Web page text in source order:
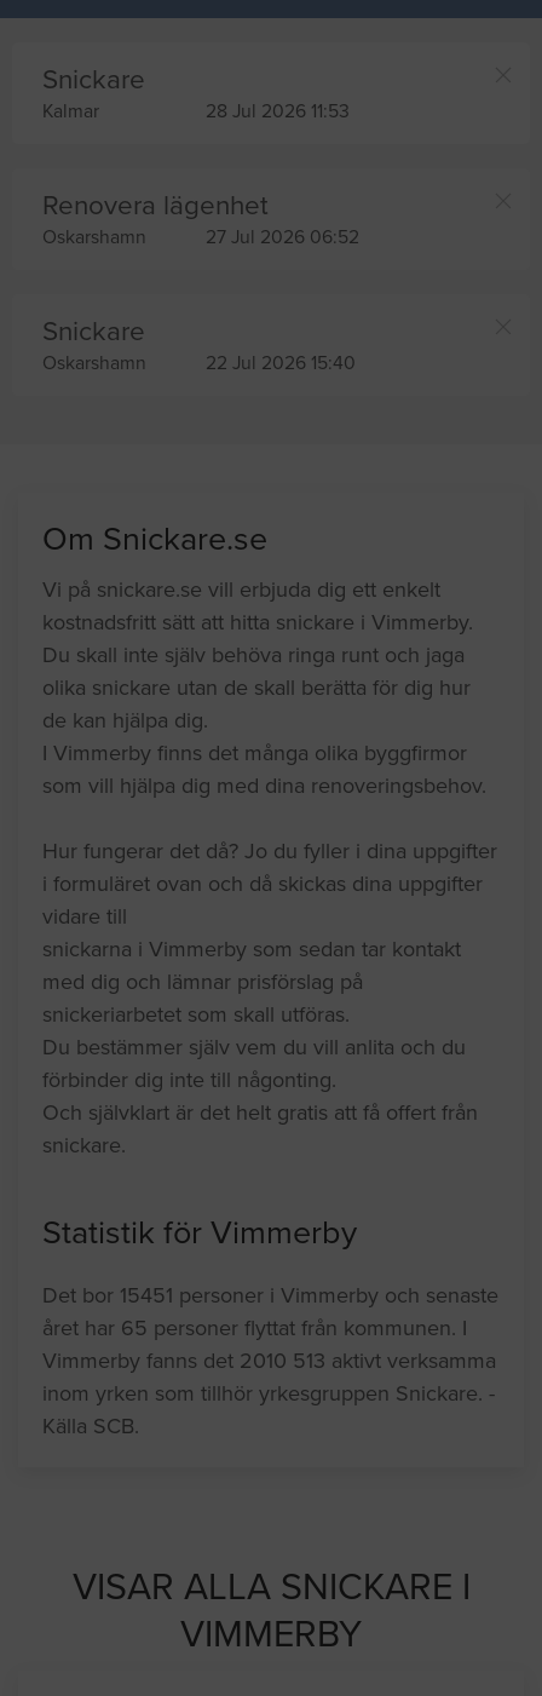
Snickare
Kalmar 28 Jul 2026 11:53
Renovera lägenhet
Oskarshamn 27 Jul 2026 06:52
Snickare
Oskarshamn 22 Jul 2026 15:40
Om Snickare.se
Vi på snickare.se vill erbjuda dig ett enkelt
kostnadsfritt sätt att hitta snickare i Vimmerby.
Du skall inte själv behöva ringa runt och jaga
olika snickare utan de skall berätta för dig hur
de kan hjälpa dig.
I Vimmerby finns det många olika byggfirmor
som vill hjälpa dig med dina renoveringsbehov.
Hur fungerar det då? Jo du fyller i dina uppgifter
i formuläret ovan och då skickas dina uppgifter
vidare till
snickarna i Vimmerby som sedan tar kontakt
med dig och lämnar prisförslag på
snickeriarbetet som skall utföras.
Du bestämmer själv vem du vill anlita och du
förbinder dig inte till någonting.
Och självklart är det helt gratis att få offert från
snickare.
Statistik för Vimmerby
Det bor 15451 personer i Vimmerby och senaste
året har 65 personer flyttat från kommunen. I
Vimmerby fanns det 2010 513 aktivt verksamma
inom yrken som tillhör yrkesgruppen Snickare. -
Källa SCB.
VISAR ALLA SNICKARE I
VIMMERBY